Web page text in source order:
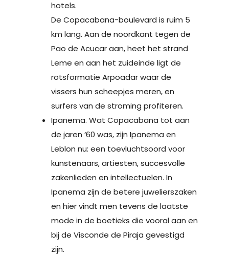
hotels.
De Copacabana-boulevard is ruim 5
km lang. Aan de noordkant tegen de
Pao de Acucar aan, heet het strand
Leme en aan het zuideinde ligt de
rotsformatie Arpoadar waar de
vissers hun scheepjes meren, en
surfers van de stroming profiteren.
Ipanema. Wat Copacabana tot aan
de jaren ‘60 was, zijn Ipanema en
Leblon nu: een toevluchtsoord voor
kunstenaars, artiesten, succesvolle
zakenlieden en intellectuelen. In
Ipanema zijn de betere juwelierszaken
en hier vindt men tevens de laatste
mode in de boetieks die vooral aan en
bij de Visconde de Piraja gevestigd
zijn.